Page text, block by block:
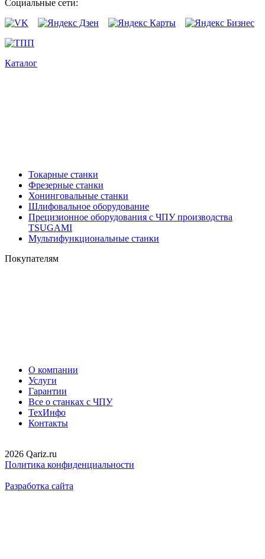
Социальные сети:
Каталог
Токарные станки
Фрезерные станки
Хонинговальные станки
Шлифовальное оборудование
Прецизионное оборудования с ЧПУ производства
TSUGAMI
Мультифункциональные станки
Покупателям
О компании
Услуги
Гарантии
Все о станках с ЧПУ
ТехИнфо
Контакты
2026 Qariz.ru
Политика конфиденциальности
Разработка сайта